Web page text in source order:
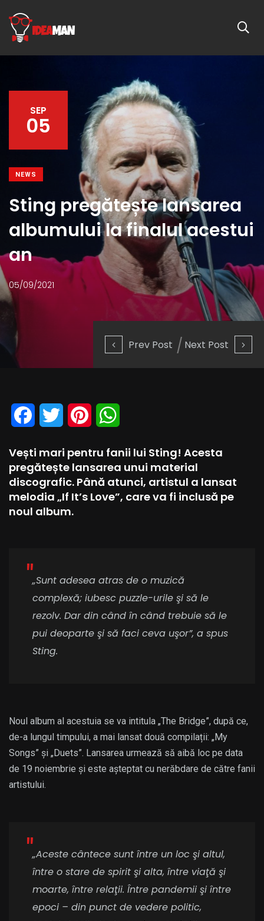
Prev Post Next Post
SEP
05
NEWS
Sting pregătește lansarea
albumului la finalul acestui
an
05/09/2021
Facebook
Twitter Pinterest
Vești mari pentru fanii lui Sting! Acesta
pregătește lansarea unui material
discografic. Până atunci, artistul a lansat
melodia „If It’s Love”, care va fi inclusă pe
noul album.
„Sunt adesea atras de o muzică
complexă; iubesc puzzle-urile şi să le
rezolv. Dar din când în când trebuie să le
pui deoparte şi să faci ceva uşor”, a spus
Sting.
Noul album al acestuia se va intitula „The Bridge”, după ce,
de-a lungul timpului, a mai lansat două compilații: „My
Songs” și „Duets”. Lansarea urmează să aibă loc pe data
de 19 noiembrie și este așteptat cu nerăbdare de către fanii
artistului.
„Aceste cântece sunt între un loc şi altul,
între o stare de spirit şi alta, între viaţă şi
moarte, între relaţii. Între pandemii şi între
epoci – din punct de vedere politic,